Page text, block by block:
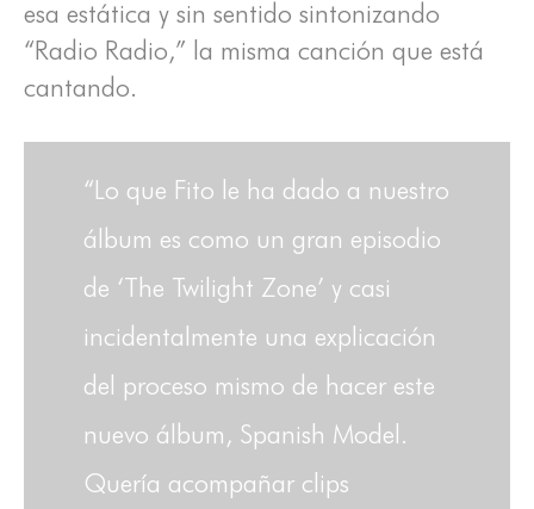
esa estática y sin sentido sintonizando
“Radio Radio,” la misma canción que está
cantando.
“Lo que Fito le ha dado a nuestro
álbum es como un gran episodio
de ‘The Twilight Zone’ y casi
incidentalmente una explicación
del proceso mismo de hacer este
nuevo álbum, Spanish Model.
Quería acompañar clips